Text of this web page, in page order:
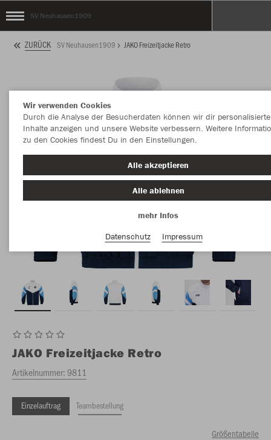
SV Neuhausen1909
ZURÜCK SV Neuhausen1909 JAKO Freizeitjacke Retro
JAKO Freizeitjacke Retro
Artikelnummer:9811
Einzelauftrag Teambestellung
Größentabelle
Wir verwenden Cookies
Durch die Analyse der Besucherdaten können wir dir personalisierte
Inhalte anzeigen und unsere Website verbessern. Weitere
zu den Cookies findest Du in den Einstellungen.
Alle akzeptieren
Alle ablehnen
mehr Infos
Datenschutz
Impressum